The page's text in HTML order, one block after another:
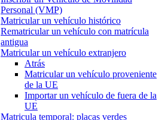
Personal (VMP)
Matricular un vehículo histórico
Rematricular un vehículo con matrícula
antigua
Matricular un vehículo extranjero
Atrás
Matricular un vehículo proveniente
de la UE
Importar un vehículo de fuera de la
UE
Matricula temporal: placas verdes